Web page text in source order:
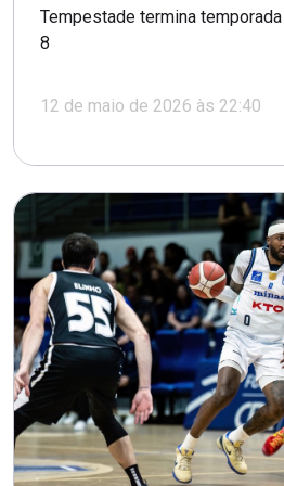
Tempestade termina
8
12 de maio de 2026 às 22:40